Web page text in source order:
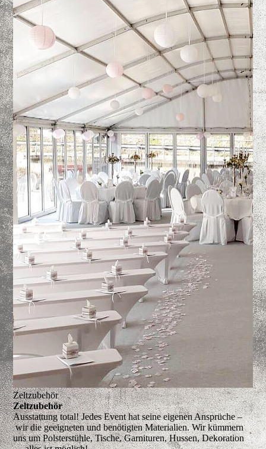
Zeltzubehör
Zeltzubehör
Ausstattung total!Jedes Event hat seine eigenen Ansprüche –
wir die geeigneten und benötigten Materialien. Wir kümmern
uns um Polsterstühle, Tische, Garnituren, Hussen, Dekoration